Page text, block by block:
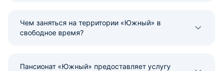
Чем заняться на территории «Южный» в
свободное время?
Пансионат «Южный» предоставляет услугу